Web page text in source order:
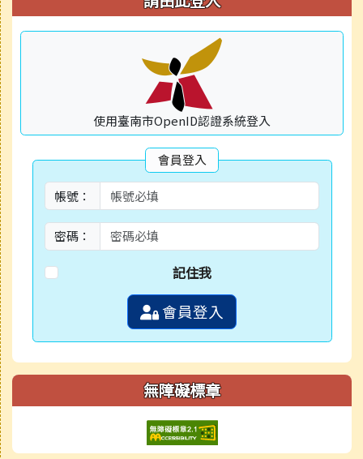
使用臺南市OpenID認證系統登入
會員登入
帳號：
密碼：
記住我
會員登入
無障礙標章